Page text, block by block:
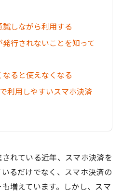
識しながら利用する
発行されないことを知って
なると使えなくなる
利用しやすいスマホ決済
れている近年、スマホ決済を
るだけでなく、スマホ決済の
増えています。しかし、スマ